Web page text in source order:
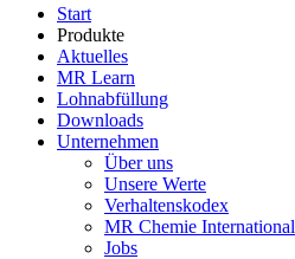
Start
Produkte
Aktuelles
MR Learn
Lohnabfüllung
Downloads
Unternehmen
Über uns
Unsere Werte
Verhaltenskodex
MR Chemie International
Jobs